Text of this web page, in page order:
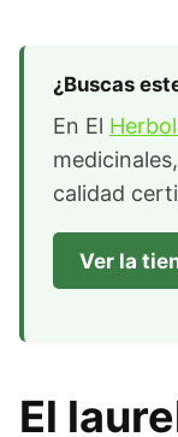
¿Buscas
En El
calidad
Ver la
El